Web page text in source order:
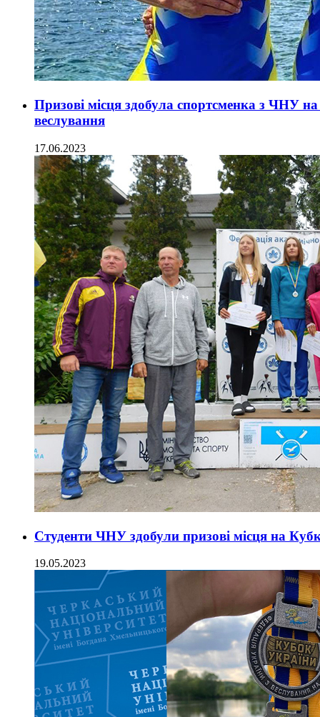
Призові місця здобула спортсменка з ЧНУ
веслування
17.06.2023
Студенти ЧНУ здобули призові місця на
19.05.2023